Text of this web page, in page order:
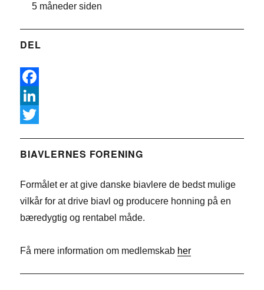
5 måneder siden
DEL
F
a
e
o
L
n
e
n
w
t
r
BIAVLERNES FORENING
Formålet er at give danske biavlere de bedst mulige
vilkår for at drive biavl og producere honning på en
bæredygtig og rentabel måde.
Få mere information om medlemskab her